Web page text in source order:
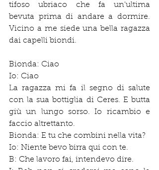
tifoso ubriaco che fa un'ultima
bevuta prima di andare a dormire.
Vicino a me siede una bella ragazza
dai capelli biondi.
Bionda: Ciao
Io: Ciao
La ragazza mi fa il segno di salute
con la sua bottiglia di Ceres. E butta
giù un lungo sorso. Io ricambio e
faccio altrettanto.
Bionda: E tu che combini nella vita?
Io: Niente bevo birra qui con te.
B: Che lavoro fai, intendevo dire.